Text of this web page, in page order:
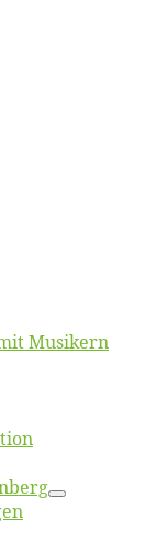
Musikern